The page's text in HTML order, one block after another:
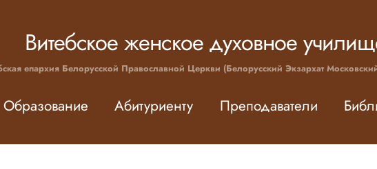
Витебское женское духовное
епархия Белорусской Православной Церкви (Белорусский Экзархат
Образование Абитуриенту Преподаватели